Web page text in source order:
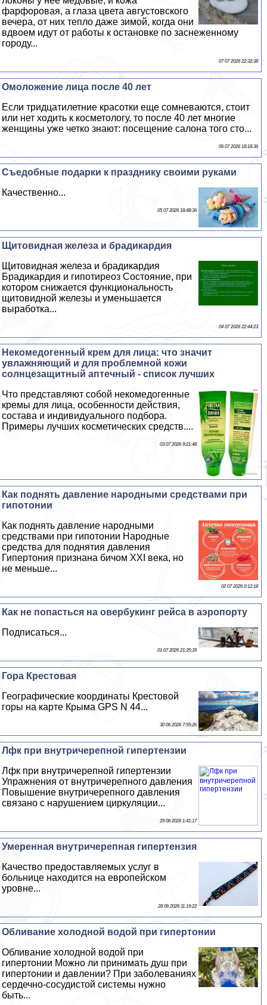
фарфоровая, а глаза цвета августовского
вечера, от них тепло даже зимой, когда они
вдвоем идут от работы к остановке по заснеженному
городу...
07 07 2026 22:32:38
Омоложение лица после 40 лет
Если тридцатилетние красотки еще сомневаются, стоит
или нет ходить к косметологу, то после 40 лет многие
женщины уже четко знают: посещение салона того сто...
06 07 2026 18:18:36
Съедобные подарки к празднику своими руками
Качественно...
05 07 2026 18:48:36
Щитовидная железа и брадикардия
Щитовидная железа и брадикардия
Брадикардия и гипотиреоз Состояние, при
котором снижается функциональность
щитовидной железы и уменьшается
выработка...
04 07 2026 22:44:23
Некомедогенный крем для лица: что значит
увлажняющий и для проблемной кожи
солнцезащитный аптечный - список лучших
Что представляют собой некомедогенные
кремы для лица, особенности действия,
состава и индивидуального подбора.
Примеры лучших косметических средств....
03 07 2026 9:21:48
Как поднять давление народными средствами при
гипотонии
Как поднять давление народными
средствами при гипотонии Народные
средства для поднятия давления
Гипертония признана бичом XXI века, но
не меньше...
02 07 2026 0:12:18
Как не попасться на овербукинг рейса в аэропорту
Подписаться...
01 07 2026 21:35:39
Гора Крестовая
Географические координаты Крестовой
горы на карте Крыма GPS N 44...
30 06 2026 7:55:26
Лфк при внутричерепной гипертензии
Лфк при внутричерепной гипертензии
Упражнения от внутричерепного давления
Повышение внутричерепного давления
связано с нарушением циркуляции...
29 06 2026 1:41:17
Умеренная внутричерепная гипертензия
Качество предоставляемых услуг в
больнице находится на европейском
уровне...
28 06 2026 11:19:22
Обливание холодной водой при гипертонии
Обливание холодной водой при
гипертонии Можно ли принимать душ при
гипертонии и давлении? При заболеваниях
сердечно-сосудистой системы нужно
быть...